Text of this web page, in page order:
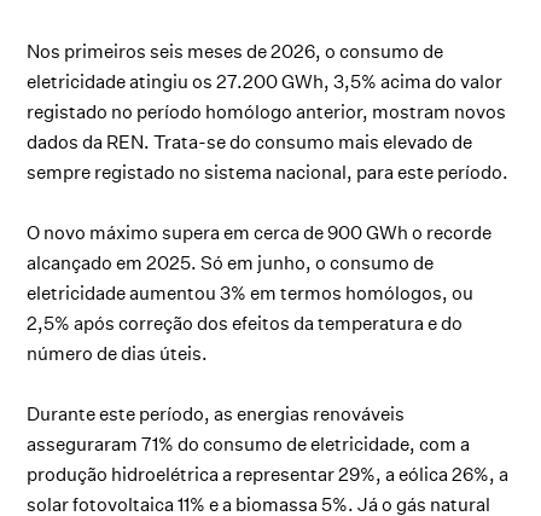
Nos primeiros seis meses de 2026, o consumo de
eletricidade atingiu os 27.200 GWh, 3,5% acima do valor
registado no período homólogo anterior, mostram novos
dados da REN. Trata-se do consumo mais elevado de
sempre registado no sistema nacional, para este período.
O novo máximo supera em cerca de 900 GWh o recorde
alcançado em 2025. Só em junho, o consumo de
eletricidade aumentou 3% em termos homólogos, ou
2,5% após correção dos efeitos da temperatura e do
número de dias úteis.
Durante este período, as energias renováveis
asseguraram 71% do consumo de eletricidade, com a
produção hidroelétrica a representar 29%, a eólica 26%, a
solar fotovoltaica 11% e a biomassa 5%. Já o gás natural